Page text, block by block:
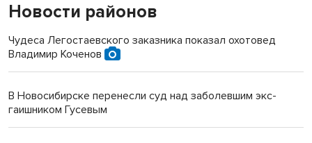
Новости районов
Чудеса Легостаевского заказника показал охотовед
Владимир Коченов
В Новосибирске перенесли суд над заболевшим экс-
гаишником Гусевым